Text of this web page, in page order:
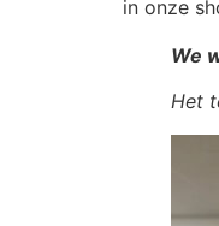
in onze
We
Het